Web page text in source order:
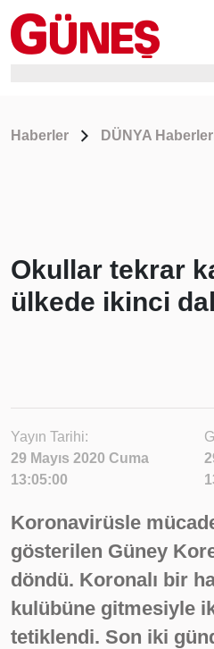
Haberler DÜNYA
Okullar tekrar
ülkede ikinci
Yayın Tarihi:
29 Mayıs 2020 Cuma
13:05:00
Koronavirüsle
gösterilen Güney
döndü. Koronalı bir
kulübüne gitmesiyle
tetiklendi. Son iki